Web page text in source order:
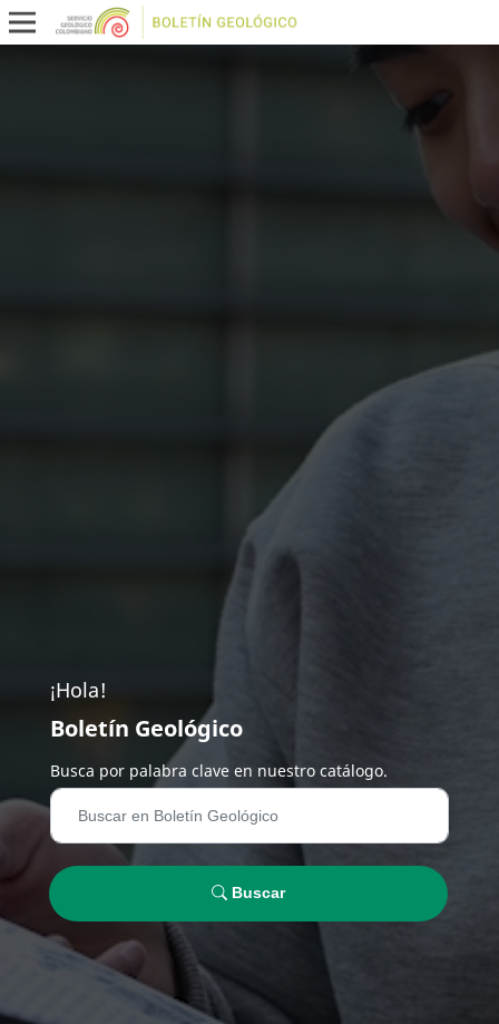
¡Hola!
Boletín Geológico
Busca por palabra clave en nuestro catálogo.
Buscar